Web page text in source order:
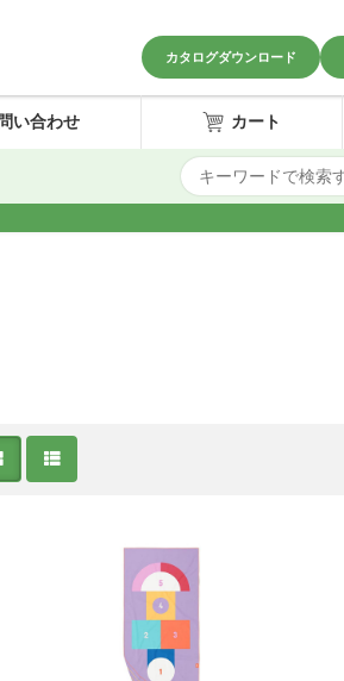
カタログダウンロード
い合わせ カート